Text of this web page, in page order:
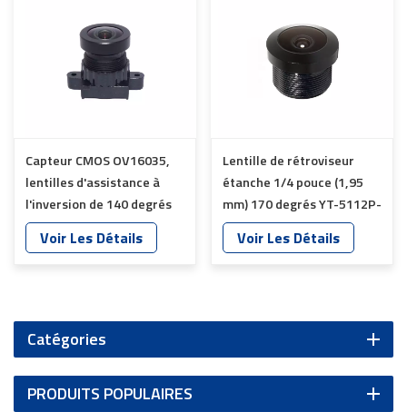
Capteur CMOS OV16035,
lentilles d'assistance à
l'inversion de 140 degrés
Hfov YT-5559-C1
Voir Les Détails
Lentille de rétroviseur
étanche 1/4 pouce (1,95
mm) 170 degrés YT-5112P-
C1
Voir Les Détails
Catégories
PRODUITS POPULAIRES